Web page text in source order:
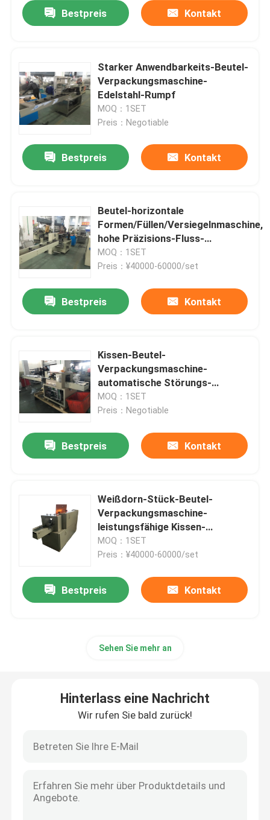
Nach Hause
Bestpreis Kontakt
Starker Anwendbarkeits-Beutel-
Verpackungsmaschine-
Edelstahl-Rumpf
MOQ：1SET
Preis：Negotiable
Bestpreis Kontakt
Beutel-horizontale
Formen/Füllen/Versiegelnmaschine,
hohe Präzisions-Fluss-
Verpackungs-Maschine
MOQ：1SET
Preis：¥40000-60000/set
Bestpreis Kontakt
Kissen-Beutel-
Verpackungsmaschine-
automatische Störungs-
Warnungs-Funktion CER
Zustimmung
MOQ：1SET
Preis：Negotiable
Bestpreis Kontakt
Weißdorn-Stück-Beutel-
Verpackungsmaschine-
leistungsfähige Kissen-
Verpackungsmaschine
MOQ：1SET
Preis：¥40000-60000/set
Bestpreis Kontakt
Sehen Sie mehr an
Hinterlass eine Nachricht
Wir rufen Sie bald zurück!